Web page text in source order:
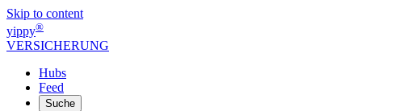
Skip to content
yippy®
VERSICHERUNG
Hubs
Feed
Suche